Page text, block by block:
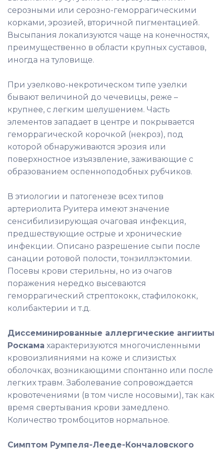
серозными или серозно-геморрагическими
корками, эрозией, вторичной пигментацией.
Высыпания локализуются чаще на конечностях,
преимущественно в области крупных суставов,
иногда на туловище.
При узелково-некротическом типе узелки
бывают величиной до чечевицы, реже –
крупнее, с легким шелушением. Часть
элементов западает в центре и покрывается
геморрагической корочкой (некроз), под
которой обнаруживаются эрозия или
поверхностное изъязвление, заживающие с
образованием оспенноподобных рубчиков.
В этиологии и патогенезе всех типов
артериолита Руитера имеют значение
сенсибилизирующая очаговая инфекция,
предшествующие острые и хронические
инфекции. Описано разрешение сыпи после
санации ротовой полости, тонзиллэктомии.
Посевы крови стерильны, но из очагов
поражения нередко высеваются
геморрагический стрептококк, стафилококк,
колибактерии и т.д.
Диссеминированные аллергические ангииты
Роскама характеризуются многочисленными
кровоизлияниями на коже и слизистых
оболочках, возникающими спонтанно или после
легких травм. Заболевание сопровождается
кровотечениями (в том числе носовыми), так как
время свертывания крови замедлено.
Количество тромбоцитов нормальное.
Симптом Румпеля-Лееде-Кончаловского